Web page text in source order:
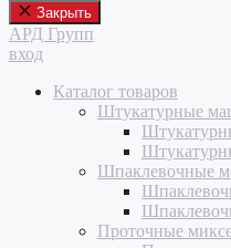
Закрыть
АРД Групп
вход
Каталог товаров
Штукатурные
Шпаклевочные
Проточные